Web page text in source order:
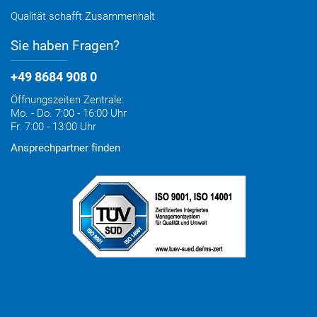
Qualität schafft Zusammenhalt
Sie haben Fragen?
+49 8684 908 0
Öffnungszeiten Zentrale:
Mo. - Do. 7:00 - 16:00 Uhr
Fr. 7:00 - 13:00 Uhr
Ansprechpartner finden